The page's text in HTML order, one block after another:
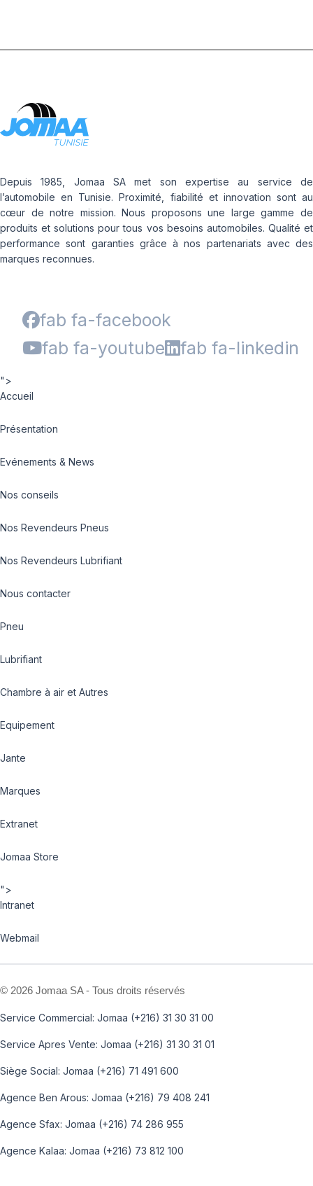
Depuis 1985, Jomaa SA met son expertise au service de
l’automobile en Tunisie. Proximité, fiabilité et innovation sont au
cœur de notre mission. Nous proposons une large gamme de
produits et solutions pour tous vos besoins automobiles. Qualité et
performance sont garanties grâce à nos partenariats avec des
marques reconnues.
fab fa-facebook
fab fa-youtube
fab fa-linkedin
">
Accueil
Présentation
Evénements & News
Nos conseils
Nos Revendeurs Pneus
Nos Revendeurs Lubrifiant
Nous contacter
Pneu
Lubrifiant
Chambre à air et Autres
Equipement
Jante
Marques
Extranet
Jomaa Store
">
Intranet
Webmail
© 2026 Jomaa SA - Tous droits réservés
Service Commercial: Jomaa (+216) 31 30 31 00
Service Apres Vente: Jomaa (+216) 31 30 31 01
Siège Social: Jomaa (+216) 71 491 600
Agence Ben Arous: Jomaa (+216) 79 408 241
Agence Sfax: Jomaa (+216) 74 286 955
Agence Kalaa: Jomaa (+216) 73 812 100